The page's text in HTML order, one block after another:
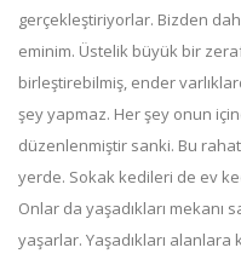
gerçekleştiriyorlar. Bizden
eminim. Üstelik büyük bir
birleştirebilmiş, ender
şey yapmaz. Her şey onun
düzenlenmiştir sanki. Bu
yerde. Sokak kedileri de ev
Onlar da yaşadıkları
yaşarlar. Yaşadıkları alanlara